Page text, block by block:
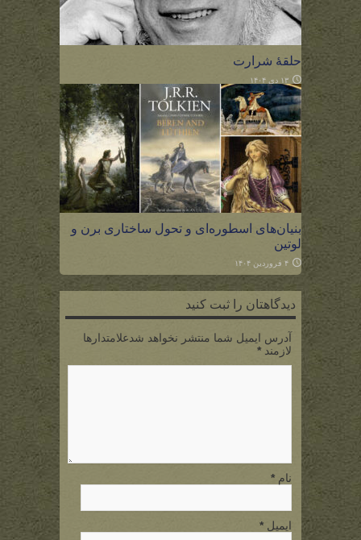
حلقهٔ شرارت
۱۳ دی ۱۴۰۴
بنیان‌های اسطوره‌ای و تحول ساختاری برن و
لوتین
۴ فروردین ۱۴۰۴
دیدگاهتان را ثبت کنید
آدرس ایمیل شما منتشر نخواهد شدعلامتدارها
لازمند *
نام *
ایمیل *